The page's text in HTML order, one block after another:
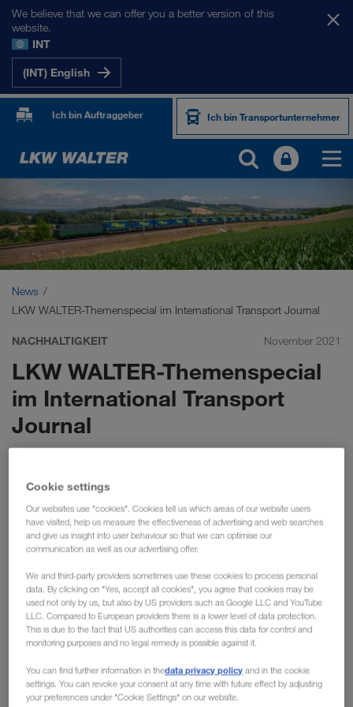
We believe that we can offer you a better version of this
website.
INT
(INT) English
Ich bin Auftraggeber Ich bin Transportunternehmer
News
LKW WALTER-Themenspecial im International Transport Journal
NACHHALTIGKEIT November 2021
LKW WALTER-Themenspecial
im International Transport
Journal
Journals befasst sich umfassend mit dem Ausbau des
gemeinsam mit der Marke „GREEN transport” ein
etablierter Bestandteil unserer langfristigen Strategie.
diese Ausrichtung mit sich bringt.
Im Zuge seiner intermodalen Aktivitäten entwickelt
LKW WALTER beinahe halbjährlich neue Produkte. Dabei
handelt es sich einerseits um neue Routen, andererseits geht
es um die Steigerung der Frequenz, z.B. um die Kapazitäten
auf bestehenden Routen/Relationen zu erhöhen und die
Cookie settings
Our websites use "cookies". Cookies tell us which areas of our website users
have visited, help us measure the effectiveness of advertising and web searches
and give us insight into user behaviour so that we can optimise our
communication as well as our advertising offer.
We and third-party providers sometimes use these cookies to process personal
data. By clicking on "Yes, accept all cookies", you agree that cookies may be
used not only by us, but also by US providers such as Google LLC and YouTube
LLC. Compared to European providers there is a lower level of data protection.
This is due to the fact that US authorities can access this data for control and
monitoring purposes and no legal remedy is possible against it.
You can find further information in thedata privacy policy and in the cookie
settings. You can revoke your consent at any time with future effect by adjusting
your preferences under "Cookie Settings" on our website.